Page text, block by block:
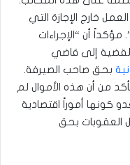
خارج الإجازة التي
أن “الإجراءات
إلى قاضي
بحق صاحب الصيرفة.
من أن هذه الأموال لم
كونها أموراً اقتصادية
العقوبات بحق